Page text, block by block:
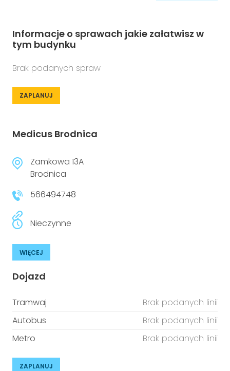
Informacje o sprawach jakie załatwisz w
tym budynku
Brak podanych spraw
ZAPLANUJ
Medicus Brodnica
Zamkowa 13A
Brodnica
566494748
Nieczynne
WIĘCEJ
Dojazd
Tramwaj
Brak podanych linii
Autobus
Brak podanych linii
Metro
Brak podanych linii
ZAPLANUJ